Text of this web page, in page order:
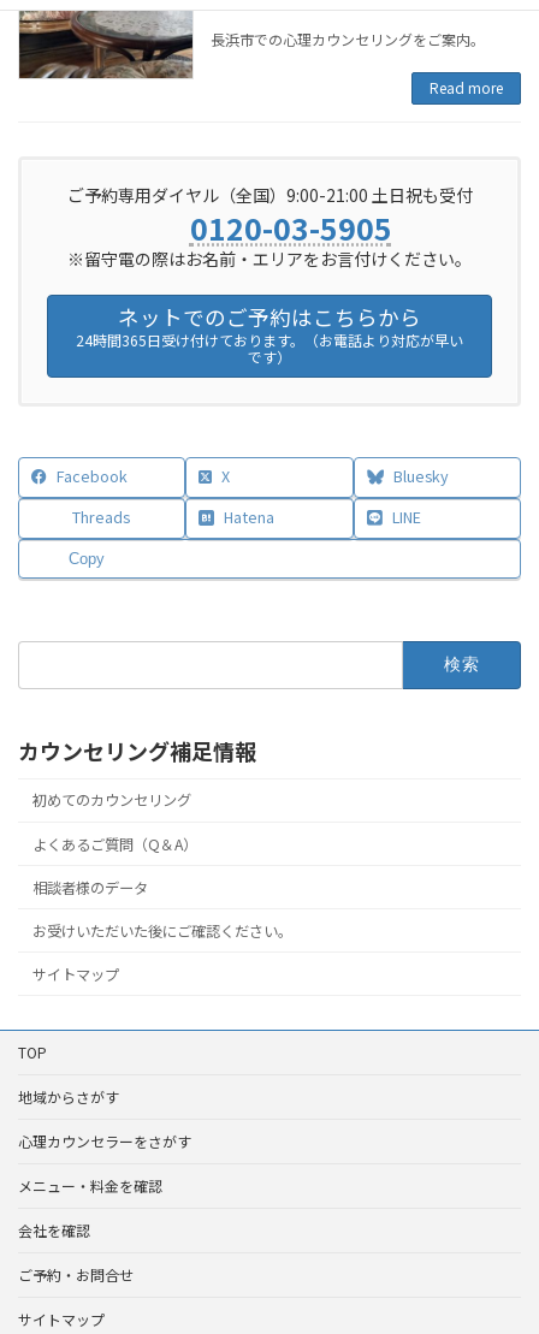
長浜市での心理カウンセリングをご案内。
Read more
ご予約専用ダイヤル（全国）9:00-21:00 土日祝も受付
0120-03-5905
※留守電の際はお名前・エリアをお言付けください。
ネットでのご予約はこちらから
24時間365日受け付けております。（お電話より対応が早い
です）
Facebook X
Bluesky
Threads
Hatena LINE
Copy
検
カウンセリング補足情報
初めてのカウンセリング
よくあるご質問（Q＆A）
相談者様のデータ
お受けいただいた後にご確認ください。
サイトマップ
TOP
地域からさがす
心理カウンセラーをさがす
メニュー・料金を確認
会社を確認
ご予約・お問合せ
サイトマップ